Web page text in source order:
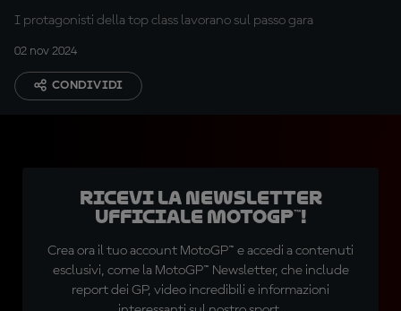
I protagonisti della top class lavorano sul passo gara
02 nov 2024
CONDIVIDI
Ricevi la newsletter
ufficiale MotoGP™!
Crea ora il tuo account MotoGP™ e accedi a contenuti
esclusivi, come la MotoGP™ Newsletter, che include
report dei GP, video incredibili e informazioni